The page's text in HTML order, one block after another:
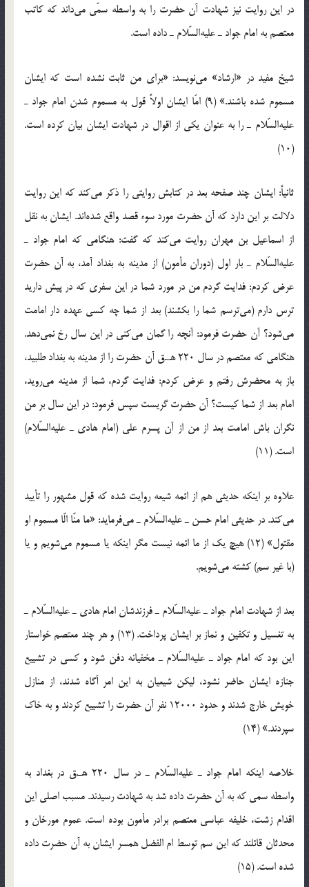
در این روایت نیز شهادت آن حضرت را به واسطه سمّی می‌داند که کاتب
معتصم به امام جواد ـ علیه‌السّلام ـ داده است.
شیخ مفید در «ارشاد» می‌نویسد: «برای من ثابت نشده است که ایشان
مسموم شده باشند.» (9) امّا ایشان اولاً قول به مسموم شدن امام جواد ـ
علیه‌السّلام ـ را به عنوان یکی از اقوال در شهادت ایشان بیان کرده است.
(10)
ثانیاً: ایشان چند صفحه بعد در کتابش روایتی را ذکر می‌کند که این روایت
دلالت بر این دارد که آن حضرت مورد سوء قصد واقع شده‌اند. ایشان به نقل
از اسماعیل بن مهران روایت می‌کند که گفت: هنگامی که امام جواد ـ
علیه‌السّلام ـ بار اول (دوران مأمون) از مدینه به بغداد آمد، به آن حضرت
عرض کردم: فدایت گردم من در مورد شما در این سفری که در پیش دارید
ترس دارم (می‌ترسم شما را بکشند) بعد از شما چه کسی عهده دار امامت
می‌شود؟ آن حضرت فرمود: آنچه را گمان می‌کنی در این سال رخ نمی‌دهد.
هنگامی که معتصم در سال 220 هـ.ق آن حضرت را از مدینه به بغداد طلبید،
باز به محضرش رفتم و عرض کردم: فدایت گردم، شما از مدینه می‌روید،
امام بعد از شما کیست؟ آن حضرت گریست سپس فرمود: در این سال بر من
نگران باش امامت بعد از من از آن پسرم علی (امام هادی ـ علیه‌السّلام)
است. (11)
علاوه بر اینکه حدیثی هم از ائمه شیعه روایت شده که قول مشهور را تأیید
می‌کند. در حدیثی امام حسن ـ علیه‌السّلام ـ می‌فرماید: «ما منّا الّا مسموم او
مقتول» (12) هیچ یک از ما ائمه نیست مگر اینکه یا مسموم می‌شویم و یا
(با غیر سم) کشته می‌شویم.
بعد از شهادت امام جواد ـ علیه‌السّلام ـ فرزندشان امام هادی ـ علیه‌السّلام ـ
به تغسیل و تکفین و نماز بر ایشان پرداخت. (13) و هر چند معتصم خواستار
این بود که امام جواد ـ علیه‌السّلام ـ مخفیانه دفن شود و کسی در تشییع
جنازه ایشان حاضر نشود، لیکن شیعیان به این امر آگاه شدند، از منازل
خویش خارج شدند و حدود 12000 نفر آن حضرت را تشییع کردند و به خاک
سپردند.» (14)
خلاصه اینکه امام جواد ـ علیه‌السّلام ـ در سال 220 هـ.ق در بغداد به
واسطه سمی که به آن حضرت داده شد به شهادت رسیدند. مسبب اصلی این
اقدام زشت، خلیفه عباسی معتصم برادر مأمون بوده است. عموم مورخان و
محدثان قائلند که این سم توسط ام الفضل همسر ایشان به آن حضرت داده
شده است. (15)